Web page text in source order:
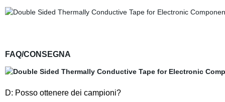
FAQ/CONSEGNA
D: Posso ottenere dei campioni?